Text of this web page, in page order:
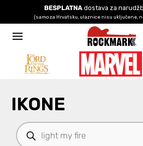
BESPLATNAdostava za
(samo za Hrvatsku, ulaznice nisu uključene,
IKONE
Products
search